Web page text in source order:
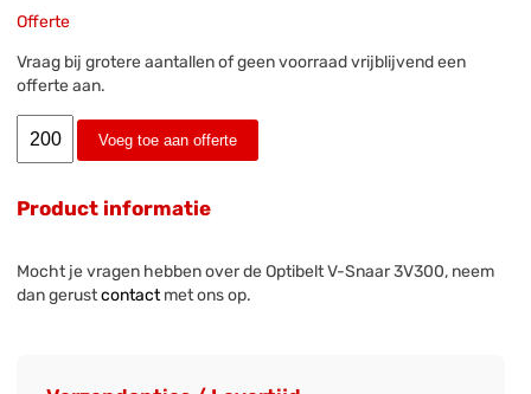
Offerte
Vraag bij grotere aantallen of geen voorraad vrijblijvend een
offerte aan.
Voeg toe aan offerte
Product informatie
Mocht je vragen hebben over de Optibelt V-Snaar 3V300, neem
dan gerustcontactmet ons op.